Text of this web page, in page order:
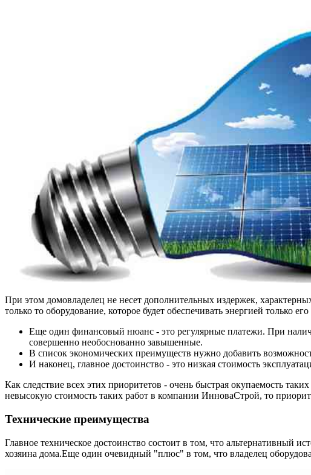
При этом домовладелец не несет дополнительных издержек,
только то оборудование, которое будет обеспечивать энергией только
Еще один финансовый нюанс - это регулярные платежи. При
совершенно необоснованно завышенные.
В список экономических преимуществ нужно добавить
И наконец, главное достоинство - это низкая стоимость
Как следствие всех этих приоритетов - очень быстрая окупаемость
невысокую стоимость таких работ в компании ИнноваСтрой, то
Технические преимущества
Главное техническое достоинство состоит в том, что альтернативный
хозяина дома.Еще один очевидный "плюс" в том, что владелец